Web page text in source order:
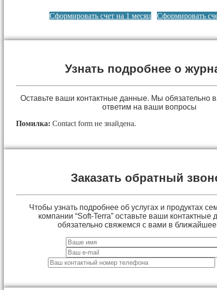
Сформировать счет на 1 месяц Сформировать
Узнать подробнее о
Оставьте ваши контактные данные. Мы обязательно
ответим на ваши вопросы
Помилка: Contact form не знайдена.
Заказать обратный
Чтобы узнать подробнее об услугах и продуктах
компании “Soft-Terra” оставьте ваши
обязательно свяжемся с вами в